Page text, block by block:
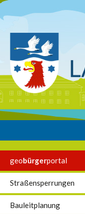
geobürgerportal
Straßensperrungen
Bauleitplanung